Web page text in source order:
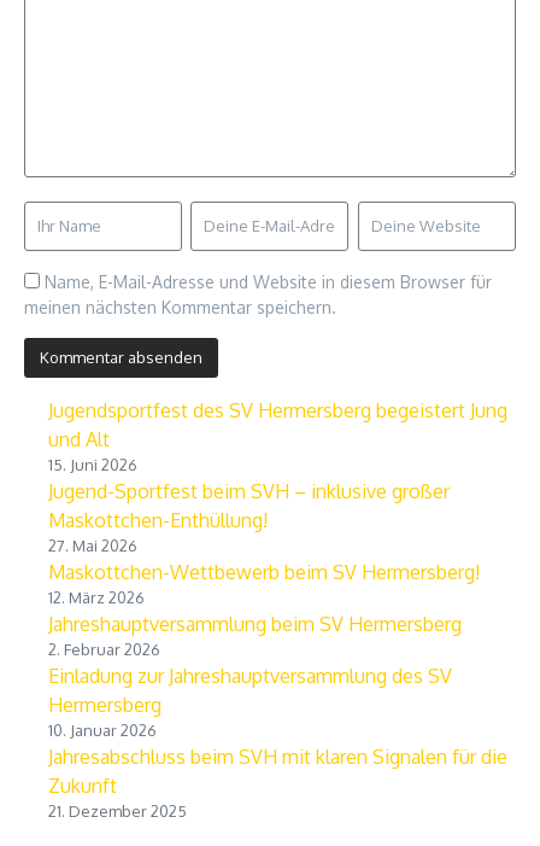
Name, E-Mail-Adresse und Website in diesem Browser für
meinen nächsten Kommentar speichern.
Jugendsportfest des SV Hermersberg begeistert Jung
und Alt
15. Juni 2026
Jugend-Sportfest beim SVH – inklusive großer
Maskottchen-Enthüllung!
27. Mai 2026
Maskottchen-Wettbewerb beim SV Hermersberg!
12. März 2026
Jahreshauptversammlung beim SV Hermersberg
2. Februar 2026
Einladung zur Jahreshauptversammlung des SV
Hermersberg
10. Januar 2026
Jahresabschluss beim SVH mit klaren Signalen für die
Zukunft
21. Dezember 2025